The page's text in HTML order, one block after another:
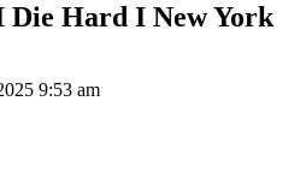
Die Hard I New York
9:53 am